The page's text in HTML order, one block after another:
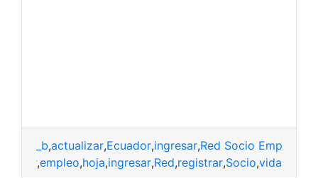
_b,actualizar,Ecuador,ingresar,Red Socio Empleo
,empleo,hoja,ingresar,Red,registrar,Socio,vida